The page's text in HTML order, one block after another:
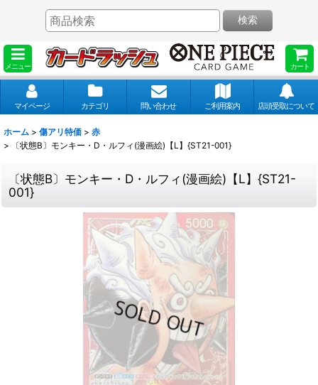
メニュー カート
検索
マイページ カテゴリ 問い合わせ ご利用案内 店頭受取について
ホーム > 傷アリ特価 > 赤
>
〔状態B〕モンキー・D・ルフィ(漫画絵)【L】{ST21-001}
〔状態B〕モンキー・D・ルフィ(漫画絵)【L】{ST21-
001}